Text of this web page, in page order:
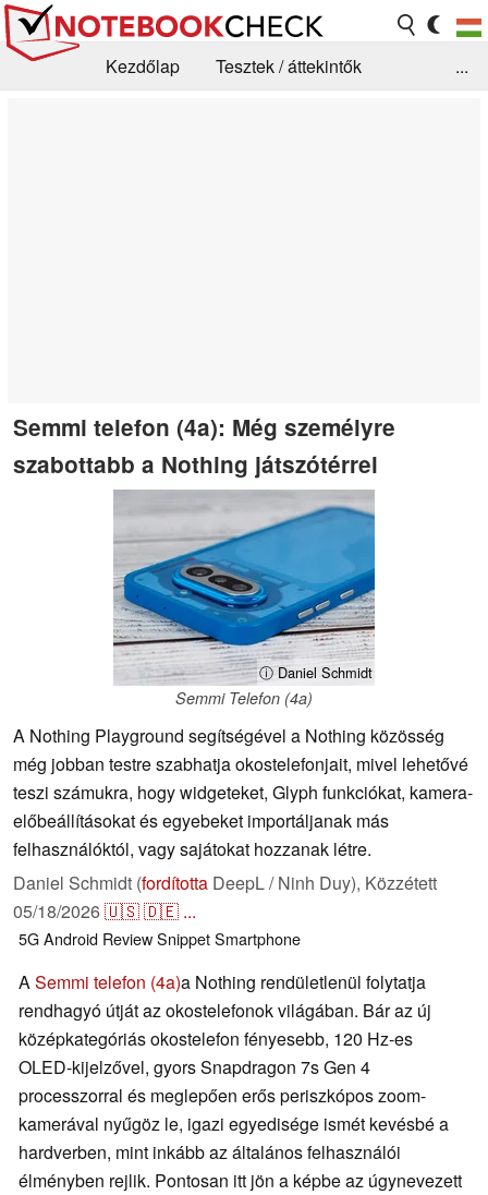
Kezdőlap
Tesztek / áttekintők
...
Semmi telefon (4a): Még személyre
szabottabb a Nothing játszótérrel
ⓘ Daniel Schmidt
Semmi Telefon (4a)
A Nothing Playground segítségével a Nothing közösség
még jobban testre szabhatja okostelefonjait, mivel lehetővé
teszi számukra, hogy widgeteket, Glyph funkciókat, kamera-
előbeállításokat és egyebeket importáljanak más
felhasználóktól, vagy sajátokat hozzanak létre.
Daniel Schmidt (fordította DeepL / Ninh Duy), Közzétett
05/18/2026🇺🇸🇩🇪 ...
5GAndroid Review SnippetSmartphone
ASemmi telefon (4a)a Nothing rendületlenül folytatja
rendhagyó útját az okostelefonok világában. Bár az új
középkategóriás okostelefon fényesebb, 120 Hz-es
OLED-kijelzővel, gyors Snapdragon 7s Gen 4
processzorral és meglepően erős periszkópos zoom-
kamerával nyűgöz le, igazi egyedisége ismét kevésbé a
hardverben, mint inkább az általános felhasználói
élményben rejlik. Pontosan itt jön a képbe az úgynevezett